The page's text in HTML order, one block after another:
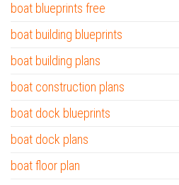
boat blueprints free
boat building blueprints
boat building plans
boat construction plans
boat dock blueprints
boat dock plans
boat floor plan